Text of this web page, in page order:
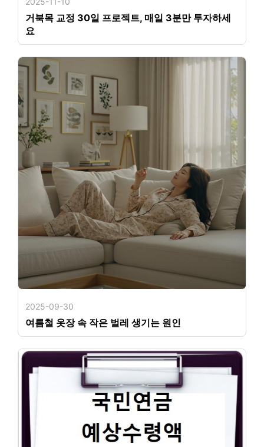
거북목 교정 30일 프로젝트, 매일 3분만 투자하세
요
2025-09-30
여름철 옷장 속 작은 벌레 생기는 원인